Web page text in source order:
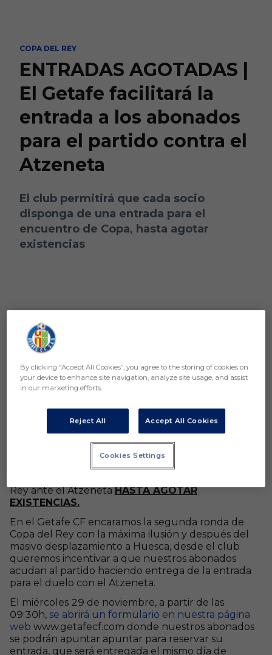
COPA DEL REY
ENTRADAS AGOTADAS |
El Getafe facilitará la
entrada a los abonados
para el partido contra el
Atzeneta
El club permitirá que cada socio
disponga de una entrada para el
encuentro de Copa, hasta agotar
existencias
El Getafe CF facilitará la entrada a todos los
Rey ante el AtzenetaHASTA AGOTAR
EXISTENCIAS.
En el Getafe CF encaramos la segunda ronda de
Copa del Rey con la máxima ilusión y después del
masivo desplazamiento a Huesca, desde el club
queremos incentivar a que nuestros abonados
acudan al partido haciendo entrega de la entrada
para el duelo con el Atzeneta.
El miércoles 29 de noviembre, a partir de las
09:30h, se abrirá un formulario en nuestra página
web www.getafecf.com donde nuestros abonados
se podrán apuntar apuntar para reservar su
entrada, que será entregada el mismo día de
By clicking “Accept All Cookies”, you agree to the storing of cookies on
your device to enhance site navigation, analyze site usage, and assist
in our marketing efforts.
Reject All Accept All Cookies
Cookies Settings